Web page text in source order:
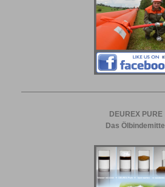
DEUREX PURE
Das Ölbindemittel